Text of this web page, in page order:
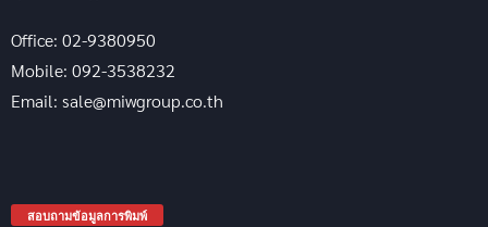
Office: 02-9380950
Mobile: 092-3538232
Email: sale@miwgroup.co.th
สอบถามข้อมูลการพิมพ์